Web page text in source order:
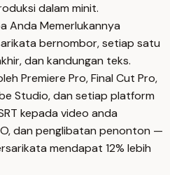
dalam minit.
Anda Memerlukannya
bernombor, setiap satu
dan kandungan teks.
Premiere Pro, Final Cut Pro,
Studio, dan setiap platform
kepada video anda
dan penglibatan penonton —
mendapat 12% lebih